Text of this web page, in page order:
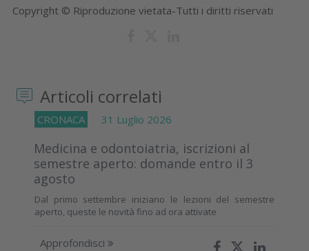
Copyright © Riproduzione vietata-Tutti i diritti riservati
Articoli correlati
CRONACA 31 Luglio 2026
Medicina e odontoiatria, iscrizioni al
semestre aperto: domande entro il 3
agosto
Dal primo settembre iniziano le lezioni del semestre
aperto, queste le novità fino ad ora attivate
Approfondisci